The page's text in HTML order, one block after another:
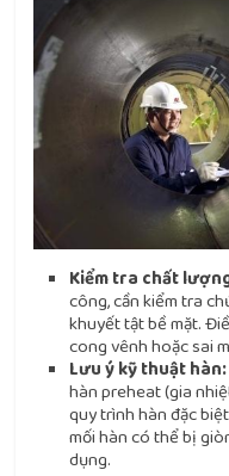
Kiểm tra chất
công, cần kiểm tra
khuyết tật bề mặt.
cong vênh hoặc sai
Lưu ý kỹ thuật hàn:
hàn preheat (gia
quy trình hàn đặc
mối hàn có thể bị
dụng.